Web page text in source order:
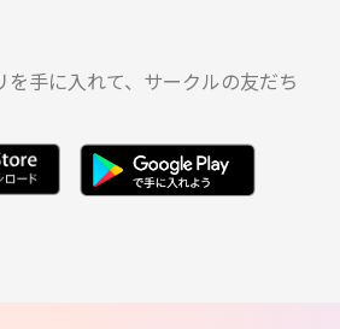
を手に入れて、サークルの友だち